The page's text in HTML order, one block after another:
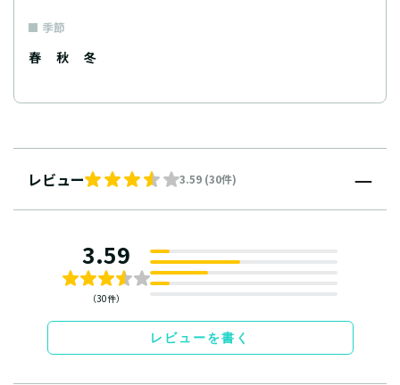
季節
春 秋 冬
レビュー 3.59 (30件)
3.59
（30件）
レビューを書く